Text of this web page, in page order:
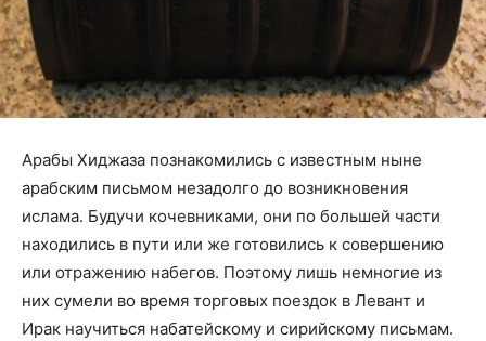
Арабы Хиджаза познакомились с известным ныне
арабским письмом незадолго до возникновения
ислама. Будучи кочевниками, они по большей части
находились в пути или же готовились к совершению
или отражению набегов. Поэтому лишь немногие из
них сумели во время торговых поездок в Левант и
Ирак научиться набатейскому и сирийскому письмам.